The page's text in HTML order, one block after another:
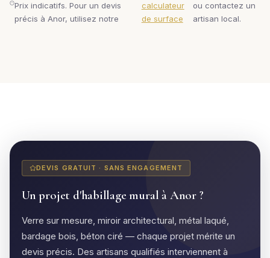
Prix indicatifs. Pour un devis
précis à Anor, utilisez notre
calculateur
de surface
ou contactez un
artisan local.
DEVIS GRATUIT · SANS ENGAGEMENT
Un projet d'habillage mural à Anor ?
Verre sur mesure, miroir architectural, métal laqué,
bardage bois, béton ciré — chaque projet mérite un
devis précis. Des artisans qualifiés interviennent à